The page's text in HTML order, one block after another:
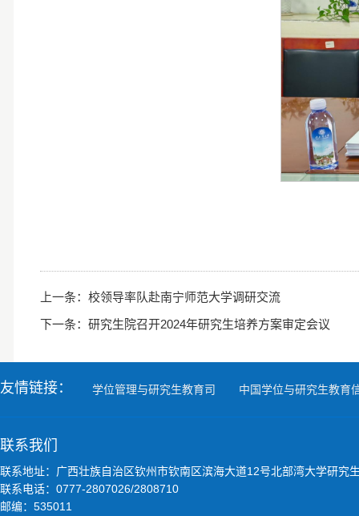
上一条： 校领导率队赴南宁师范大学调研交流
下一条： 研究生院召开2024年研究生培养方案审定会议
友情链接： 学位管理与研究生教育司 中国学位与研究生教育
联系我们
联系地址：广西壮族自治区钦州市钦南区滨海大道12号北部湾大学研究
联系电话：0777-2807026/2808710
邮编：535011